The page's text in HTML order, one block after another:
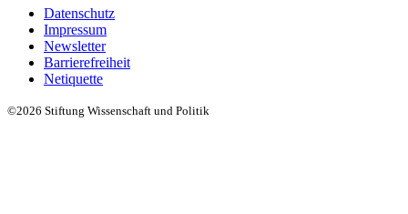
Datenschutz
Impressum
Newsletter
Barrierefreiheit
Netiquette
©2026 Stiftung Wissenschaft und Politik